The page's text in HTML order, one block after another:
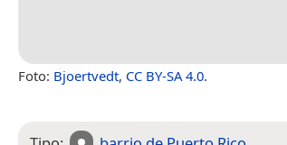
Foto: Bjoertvedt, CC BY-SA 4.0.